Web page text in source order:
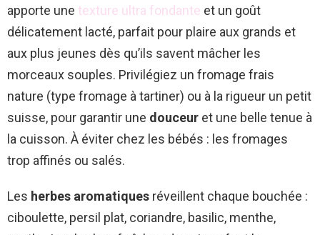
apporte une texture ultra fondante et un goût
délicatement lacté, parfait pour plaire aux grands et
aux plus jeunes dès qu’ils savent mâcher les
morceaux souples. Privilégiez un fromage frais
nature (type fromage à tartiner) ou à la rigueur un petit
suisse, pour garantir une douceur et une belle tenue à
la cuisson. À éviter chez les bébés : les fromages
trop affinés ou salés.
Les herbes aromatiques réveillent chaque bouchée :
ciboulette, persil plat, coriandre, basilic, menthe,